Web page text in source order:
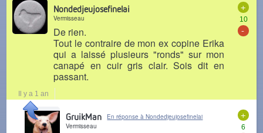
+
10
-
Nondedjeujosefinelai
Vermisseau
De rien.
Tout le contraire de mon ex copine Erika
qui a laissé plusieurs "ronds" sur mon
canapé en cuir gris clair. Sois dit en
passant.
Il y a 1 an
+
6
GruikMan
En réponse à Nondedjeujosefinelai
Vermisseau